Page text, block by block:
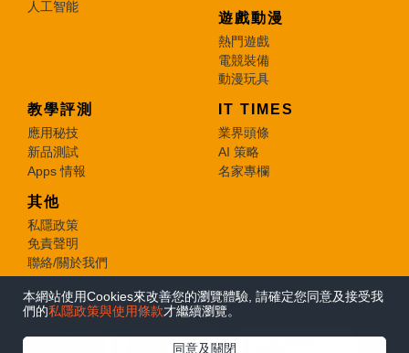
本網站使用Cookies來改善您的瀏覽體驗, 請確定您同意及接受我
們的私隱政策與使用條款才繼續瀏覽。
同意及關閉
人工智能
遊戲動漫
熱門遊戲
電競裝備
動漫玩具
教學評測
應用秘技
新品測試
Apps 情報
IT TIMES
業界頭條
AI 策略
名家專欄
其他
私隱政策
免責聲明
聯絡/關於我們
© 2026 e-zone. All Rights Reserved.